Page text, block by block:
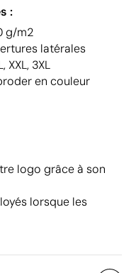
:
g/m2
latérales
XXL, 3XL
en couleur
logo grâce à son
lorsque les